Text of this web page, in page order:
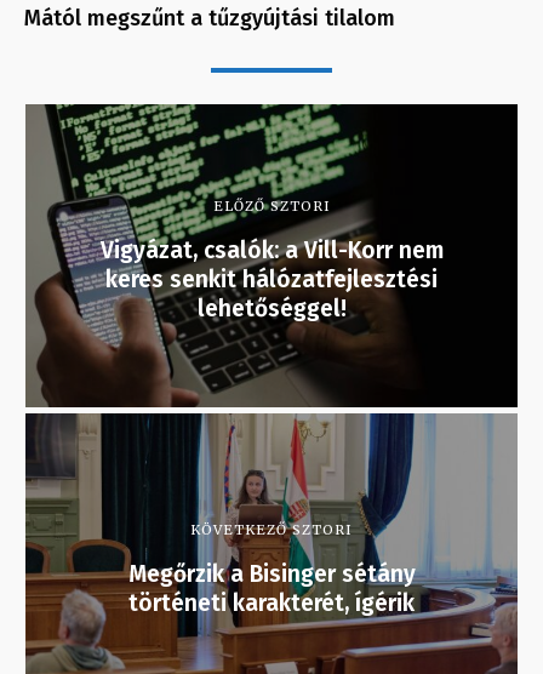
Mától megszűnt a tűzgyújtási tilalom
ELŐZŐ SZTORI
Vigyázat, csalók: a Vill-Korr nem
keres senkit hálózatfejlesztési
lehetőséggel!
KÖVETKEZŐ SZTORI
Megőrzik a Bisinger sétány
történeti karakterét, ígérik